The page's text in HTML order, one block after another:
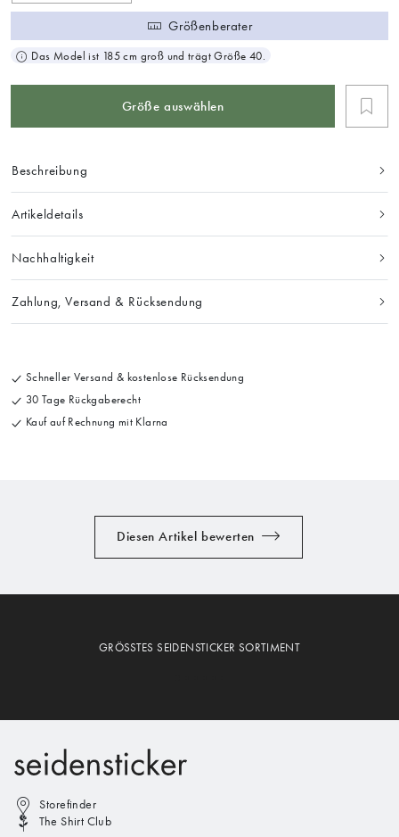
Größenberater
Das Model ist 185 cm groß und trägt Größe 40.
Größe auswählen
Beschreibung
Artikeldetails
Nachhaltigkeit
Zahlung, Versand & Rücksendung
Schneller Versand & kostenlose Rücksendung
30 Tage Rückgaberecht
Kauf auf Rechnung mit Klarna
Diesen Artikel bewerten
GRÖSSTES SEIDENSTICKER SORTIMENT
Storefinder
The Shirt Club